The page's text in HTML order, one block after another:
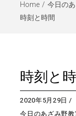
Home
今日の
時刻と時間
時刻と
2020年5月29日
今日のあざみ野教